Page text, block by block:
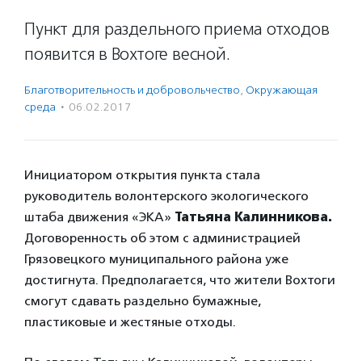
Пункт для раздельного приема отходов
появится в Вохтоге весной.
Благотвори­тель­ность и доброволь­чест­во, Окружающая
среда · 06.02.2017
Инициатором открытия пункта стала
руководитель волонтерского экологического
штаба движения «ЭКА» Татьяна Калинникова.
Договоренность об этом с администрацией
Грязовецкого муниципального района уже
достигнута. Предполагается, что жители Вохтоги
смогут сдавать раздельно бумажные,
пластиковые и жестяные отходы.